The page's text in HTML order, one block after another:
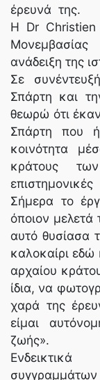
έρευνά της.
Η Dr Christien
ανάδειξη της
Σε
Σπάρτη και
θεωρώ ότι
Σπάρτη που
κοινότητα
κράτους
Σήμερα το
όποιον
αυτό θυσίασα
καλοκαίρι εδώ
αρχαίου
ίδια, να
χαρά της
είμαι
ζωής».